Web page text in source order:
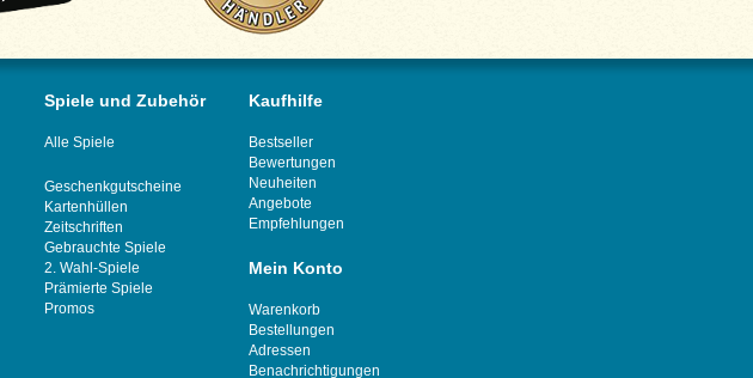
Spiele und Zubehör
Alle Spiele
Geschenkgutscheine
Kartenhüllen
Zeitschriften
Gebrauchte Spiele
2. Wahl-Spiele
Prämierte Spiele
Promos
Kaufhilfe
Bestseller
Bewertungen
Neuheiten
Angebote
Empfehlungen
Mein Konto
Warenkorb
Bestellungen
Adressen
Benachrichtigungen